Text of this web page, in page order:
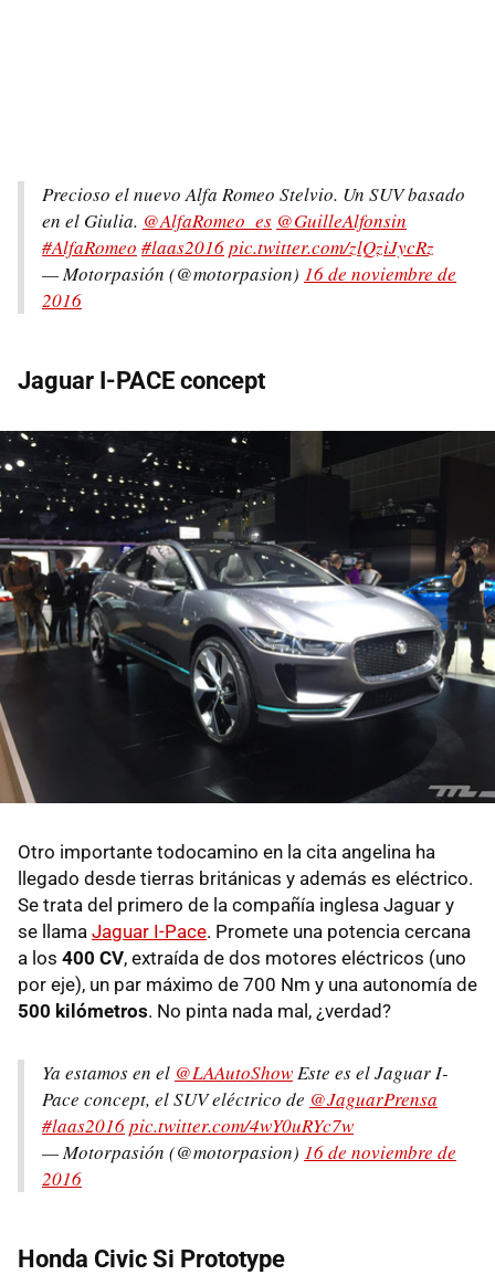
Precioso el nuevo Alfa Romeo Stelvio. Un SUV basado
en el Giulia. @AlfaRomeo_es @GuilleAlfonsin
#AlfaRomeo #laas2016pic.twitter.com/zlQziJycRz
— Motorpasión (@motorpasion) 16 de noviembre de
2016
Jaguar I-PACE concept
Otro importante todocamino en la cita angelina ha
llegado desde tierras británicas y además es eléctrico.
Se trata del primero de la compañía inglesa Jaguar y
se llama Jaguar I-Pace. Promete una potencia cercana
a los 400 CV, extraída de dos motores eléctricos (uno
por eje), un par máximo de 700 Nm y una autonomía de
500 kilómetros. No pinta nada mal, ¿verdad?
Ya estamos en el @LAAutoShowEste es el Jaguar I-
Pace concept, el SUV eléctrico de @JaguarPrensa
#laas2016pic.twitter.com/4wY0uRYc7w
— Motorpasión (@motorpasion) 16 de noviembre de
2016
Honda Civic Si Prototype